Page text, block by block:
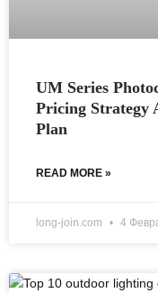
UM Series
Pricing Strategy
Plan
READ MORE »
long-join.com 4